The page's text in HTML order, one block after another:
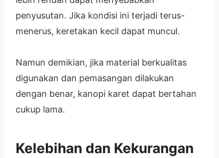
penyusutan. Jika kondisi ini terjadi terus-
menerus, keretakan kecil dapat muncul.
Namun demikian, jika material berkualitas
digunakan dan pemasangan dilakukan
dengan benar, kanopi karet dapat bertahan
cukup lama.
Kelebihan dan Kekurangan